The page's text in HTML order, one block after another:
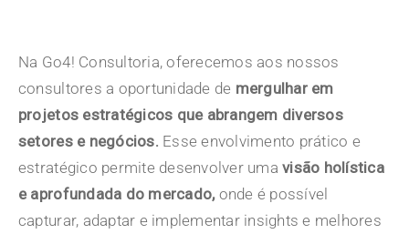
Na Go4! Consultoria, oferecemos aos nossos
consultores a oportunidade de mergulhar em
projetos estratégicos que abrangem diversos
setores e negócios. Esse envolvimento prático e
estratégico permite desenvolver umavisão holística
e aprofundada do mercado,onde é possível
capturar, adaptar e implementar insights e melhores